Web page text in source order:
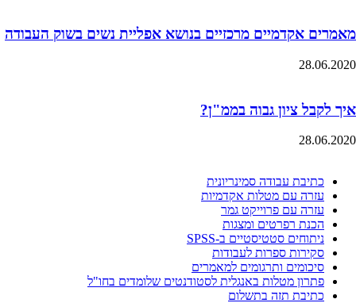
מאמרים אקדמיים מרכזיים בנושא אפליית נשים בשוק העבודה
28.06.2020
איך לקבל ציון גבוה בממ"ן?
28.06.2020
כתיבת עבודה סמינריונית
עזרה עם מטלות אקדמיות
עזרה עם פרוייקט גמר
הכנת רפרטים ומצגות
ניתוחים סטטיסטיים ב-SPSS
סקירות ספרות לעבודות
סיכומים ותרגומים למאמרים
פתרון מטלות באנגלית לסטודנטים שלומדים בחו"ל
כתיבת תזה בתשלום